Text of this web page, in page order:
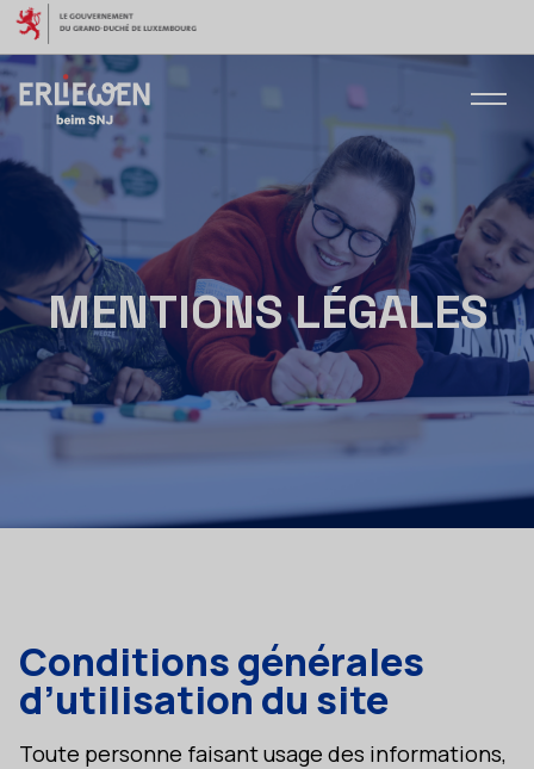
Aller au contenu
MENTIONS LÉGALES
Conditions générales
d’utilisation du site
Toute personne faisant usage des informations,